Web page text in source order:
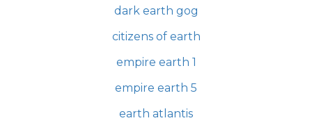
dark earth gog
citizens of earth
empire earth 1
empire earth 5
earth atlantis